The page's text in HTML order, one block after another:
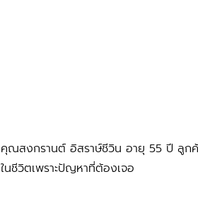
คุณสงกรานต์ อิสราษ์ชีวิน อายุ 55 ปี ลูก
ในชีวิตเพราะปัญหาที่ต้องเจอ